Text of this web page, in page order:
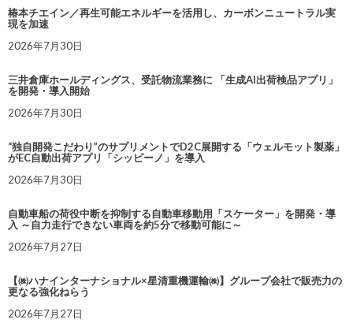
椿本チエイン／再生可能エネルギーを活用し、カーボンニュートラル実
現を加速
2026年7月30日
三井倉庫ホールディングス、受託物流業務に 「生成AI出荷検品アプリ」
を開発・導入開始
2026年7月30日
“独自開発こだわり”のサプリメントでD2C展開する「ウェルモット製薬」
がEC自動出荷アプリ「シッピーノ」を導入
2026年7月30日
自動車船の荷役中断を抑制する自動車移動用「スケーター」を開発・導
入 ～自力走行できない車両を約5分で移動可能に～
2026年7月27日
【㈱ハナインターナショナル×星清重機運輸㈱】グループ会社で販売力の
更なる強化ねらう
2026年7月27日